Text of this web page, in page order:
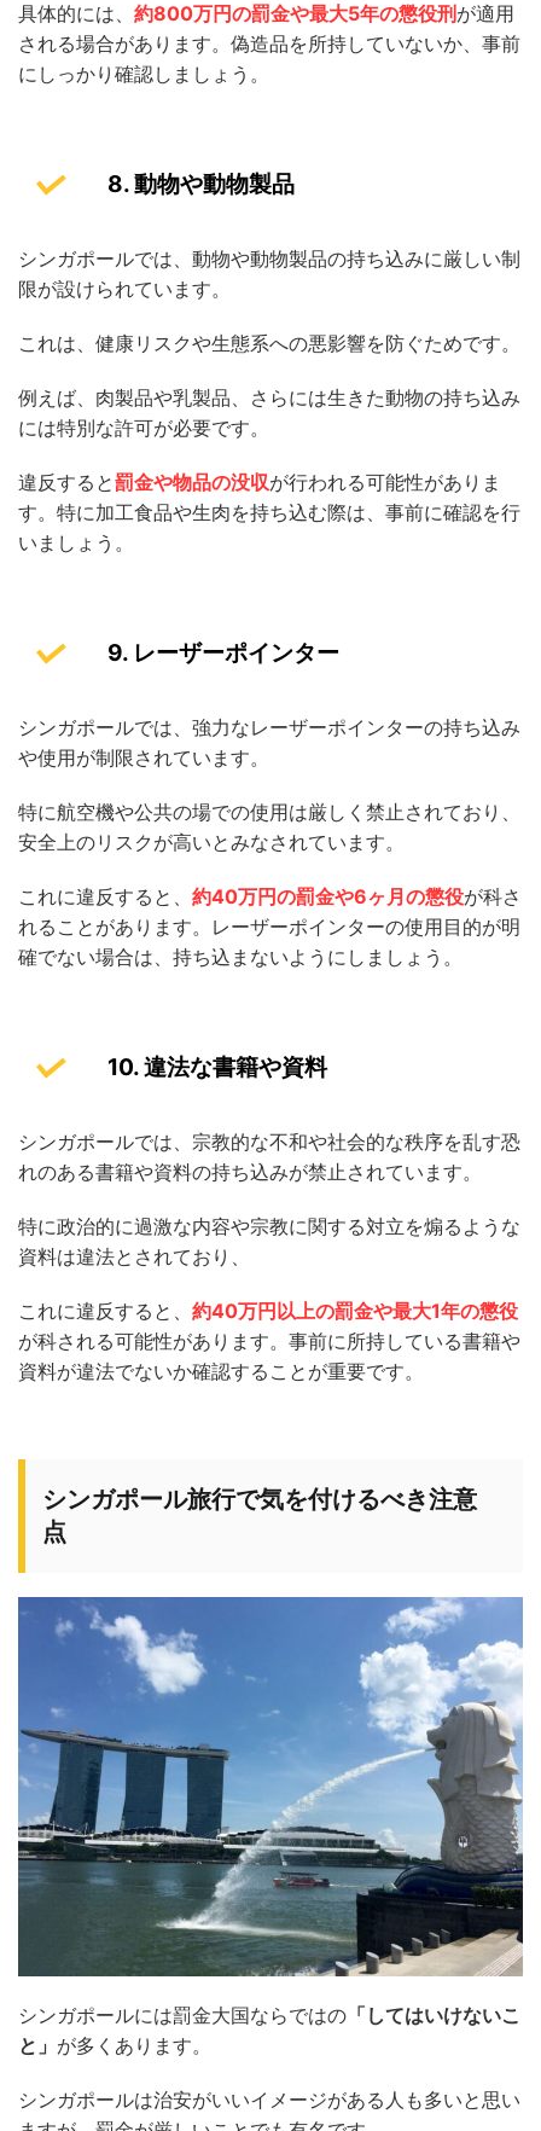
具体的には、 約800万円の罰金や最大5年の懲役刑 が適用
される場合があります。偽造品を所持していないか、事前
にしっかり確認しましょう。
8. 動物や動物製品
シンガポールでは、動物や動物製品の持ち込みに厳しい制
限が設けられています。
これは、健康リスクや生態系への悪影響を防ぐためです。
例えば、肉製品や乳製品、さらには生きた動物の持ち込み
には特別な許可が必要です。
違反すると罰金や物品の没収が行われる可能性がありま
す。特に加工食品や生肉を持ち込む際は、事前に確認を行
いましょう。
9. レーザーポインター
シンガポールでは、強力なレーザーポインターの持ち込み
や使用が制限されています。
特に航空機や公共の場での使用は厳しく禁止されており、
安全上のリスクが高いとみなされています。
これに違反すると、 約40万円の罰金や6ヶ月の懲役が科さ
れることがあります。レーザーポインターの使用目的が明
確でない場合は、持ち込まないようにしましょう。
10. 違法な書籍や資料
シンガポールでは、宗教的な不和や社会的な秩序を乱す恐
れのある書籍や資料の持ち込みが禁止されています。
特に政治的に過激な内容や宗教に関する対立を煽るような
資料は違法とされており、
これに違反すると、 約40万円以上の罰金や最大1年の懲役
が科される可能性があります。事前に所持している書籍や
資料が違法でないか確認することが重要です。
シンガポール旅行で気を付けるべき注意
点
シンガポールには罰金大国ならではの 「してはいけないこ
と」 が多くあります。
シンガポールは治安がいいイメージがある人も多いと思い